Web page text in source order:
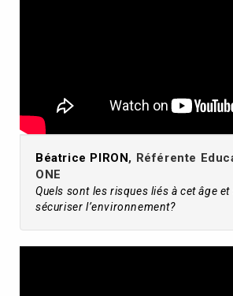
Béatrice PIRON, Référente
ONE
Quels sont les risques liés à cet âge
sécuriser l’environnement?